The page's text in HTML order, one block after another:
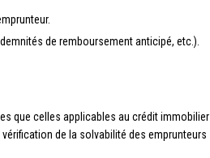
de remboursement anticipé, etc.).
que celles applicables au crédit immobilier
de la solvabilité des emprunteurs